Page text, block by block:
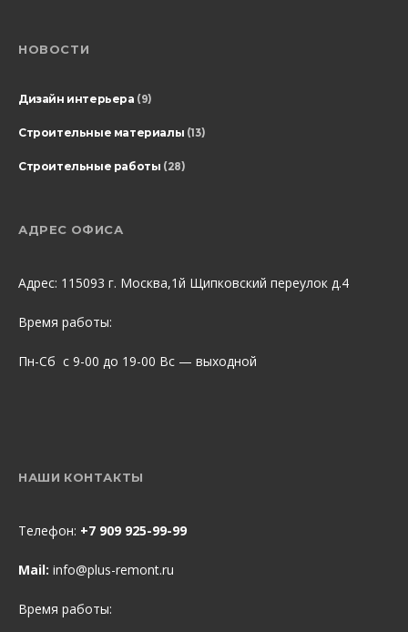
НОВОСТИ
Дизайн интерьера (9)
Строительные материалы (13)
Строительные работы (28)
АДРЕС ОФИСА
Адрес: 115093 г. Москва,1й Щипковский переулок д.4
Время работы:
Пн-Сб с 9-00 до 19-00 Вс — выходной
НАШИ КОНТАКТЫ
Телефон: +7 909 925-99-99
Mail: info@plus-remont.ru
Время работы: